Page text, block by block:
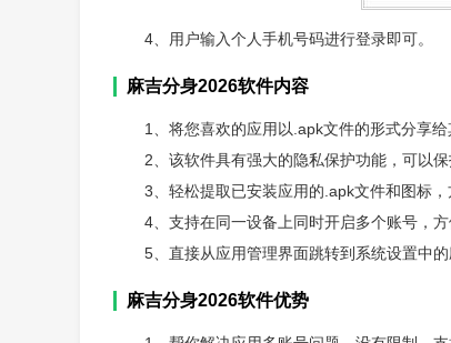
4、用户输入个人手机号码进行登录即可。
麻吉分身2026软件内容
1、将您喜欢的应用以.apk文件的形式分享给
2、该软件具有强大的隐私保护功能，可以
3、轻松提取已安装应用的.apk文件和图标，
4、支持在同一设备上同时开启多个账号，方
5、直接从应用管理界面跳转到系统设置中
麻吉分身2026软件优势